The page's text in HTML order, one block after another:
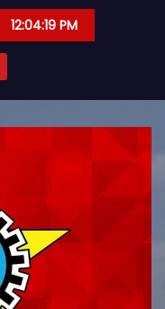
12:04:21 PM